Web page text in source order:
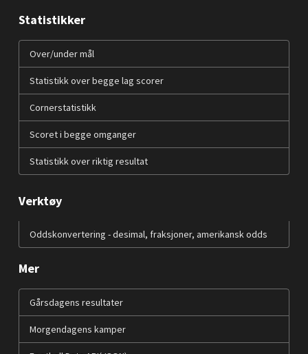
Statistikker
Over/under mål
Statistikk over begge lag scorer
Cornerstatistikk
Scoret i begge omganger
Statistikk over riktig resultat
Verktøy
Oddskonvertering - desimal, fraksjoner, amerikansk odds
Mer
Gårsdagens resultater
Morgendagens kamper